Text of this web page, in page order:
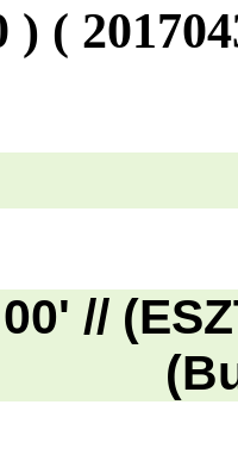
) (
//